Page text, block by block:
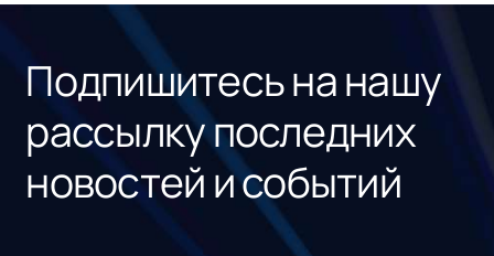
Подпишитесь на нашу
рассылку последних
новостей и событий